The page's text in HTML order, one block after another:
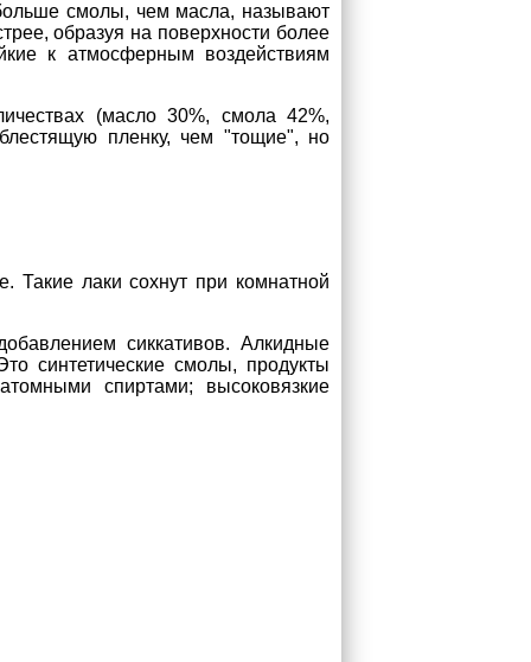
смолы, чем масла, называют
образуя на поверхности более
к атмосферным воздействиям
(масло 30%, смола 42%,
пленку, чем "тощие", но
Такие лаки сохнут при комнатной
сиккативов. Алкидные
синтетические смолы, продукты
спиртами; высоковязкие